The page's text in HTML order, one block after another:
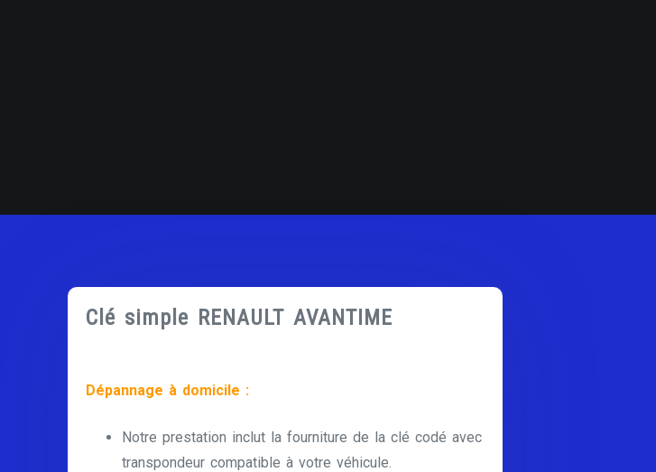
Clé simple RENAULT AVANTIME
Dépannage à domicile :
Notre prestation inclut la fourniture de la clé codé avec
transpondeur compatible à votre véhicule.